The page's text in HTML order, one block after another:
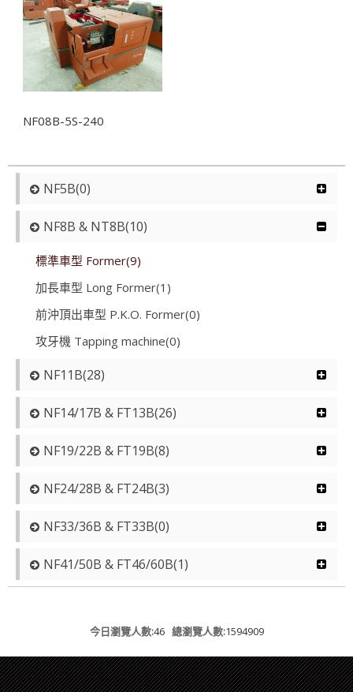
NF08B-5S-240
NF5B(0)
NF8B & NT8B(10)
標準車型 Former(9)
加長車型 Long Former(1)
前沖頂出車型 P.K.O. Former(0)
攻牙機 Tapping machine(0)
NF11B(28)
NF14/17B & FT13B(26)
NF19/22B & FT19B(8)
NF24/28B & FT24B(3)
NF33/36B & FT33B(0)
NF41/50B & FT46/60B(1)
今日瀏覽人數:46 總瀏覽人數:1594909